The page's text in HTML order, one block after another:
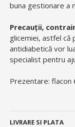
buna gestionare a
Precauții,
glicemiei, astfel că
antidiabetică vor
specialist pentru
Prezentare: flacon
LIVRARE SI PLATA